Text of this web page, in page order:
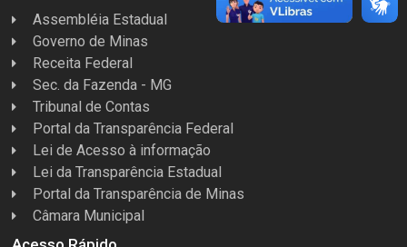
Assembléia Estadual
Governo de Minas
Receita Federal
Sec. da Fazenda - MG
Tribunal de Contas
Portal da Transparência Federal
Lei de Acesso à informação
Lei da Transparência Estadual
Portal da Transparência de Minas
Câmara Municipal